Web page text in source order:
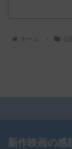
ホーム 公
新作映画の感